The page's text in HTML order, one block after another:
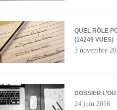
QUEL RÔLE
(14249 VUES)
3 novembre
DOSSIER
24 juin 2016